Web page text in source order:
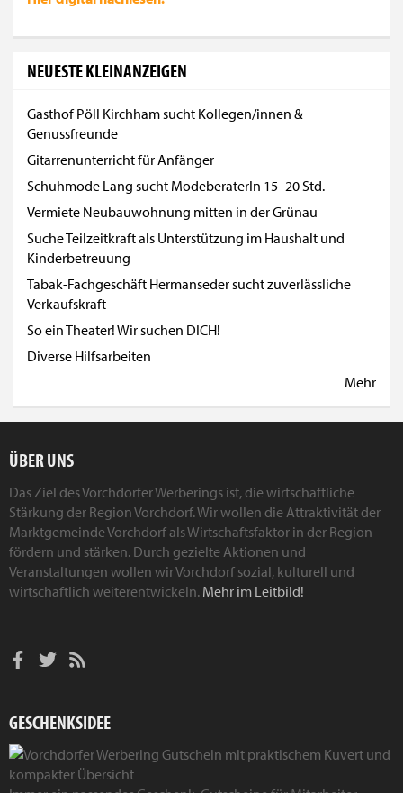
NEUESTE KLEINANZEIGEN
Gasthof Pöll Kirchham sucht Kollegen/innen &
Genussfreunde
Gitarrenunterricht für Anfänger
Schuhmode Lang sucht ModeberaterIn 15–20 Std.
Vermiete Neubauwohnung mitten in der Grünau
Suche Teilzeitkraft als Unterstützung im Haushalt und
Kinderbetreuung
Tabak-Fachgeschäft Hermanseder sucht zuverlässliche
Verkaufskraft
So ein Theater! Wir suchen DICH!
Diverse Hilfsarbeiten
Mehr
ÜBER UNS
Das Ziel des Vorchdorfer Werberings ist, die wirtschaftliche
Stärkung der Region Vorchdorf. Wir wollen die Attraktivität der
Marktgemeinde Vorchdorf als Wirtschaftsfaktor in der Region
fördern und stärken. Durch gezielte Aktionen und
Veranstaltungen wollen wir Vorchdorf sozial, kulturell und
wirtschaftlich weiterentwickeln. Mehr im Leitbild!
GESCHENKSIDEE